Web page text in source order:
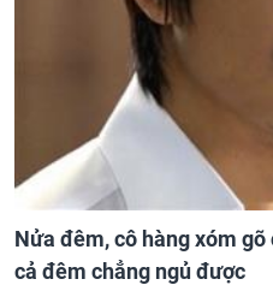
Nửa đêm, cô hàng xóm
cả đêm chẳng ngủ được